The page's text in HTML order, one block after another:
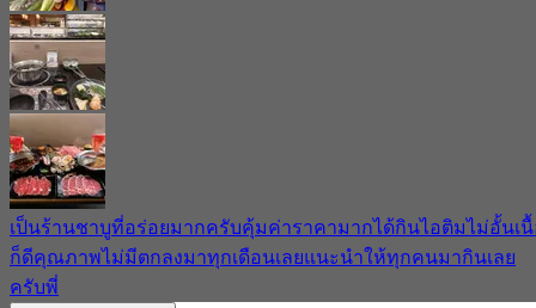
เป็นร้านชาบูที่อร่อยมากครับคุ้มค่าราคามากได้กินไอติมไม่อั้นเ
ก็ดีคุณภาพไม่มีตกลงมาทุกเดือนเลยแนะนำให้ทุกคนมากินเลย
ครับพี่